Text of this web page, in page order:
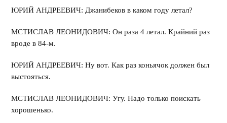
ЮРИЙ АНДРЕЕВИЧ: Джанибеков в каком году летал?
МСТИСЛАВ ЛЕОНИДОВИЧ: Он раза 4 летал. Крайний раз
вроде в 84-м.
ЮРИЙ АНДРЕЕВИЧ: Ну вот. Как раз коньячок должен был
выстояться.
МСТИСЛАВ ЛЕОНИДОВИЧ: Угу. Надо только поискать
хорошенько.